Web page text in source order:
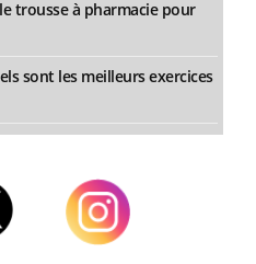
trousse à pharmacie pour
sont les meilleurs exercices